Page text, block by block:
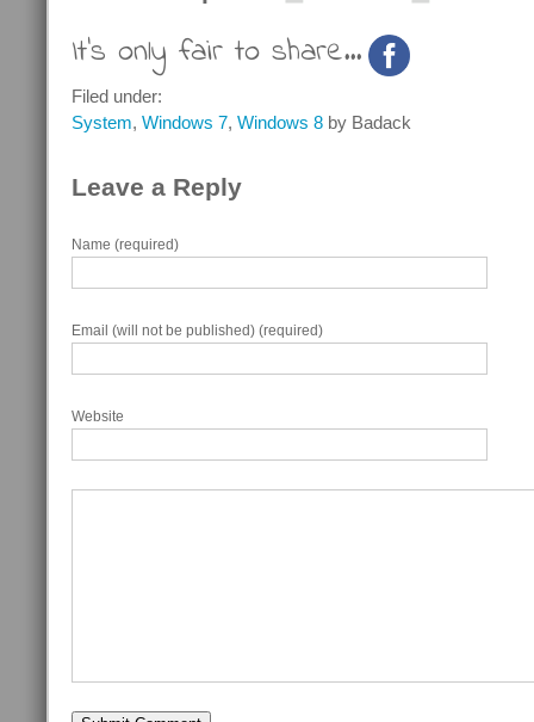
It's only fair to share...
Filed under:
System, Windows 7, Windows 8 by Badack
Leave a Reply
Name (required)
Email (will not be published) (required)
Website